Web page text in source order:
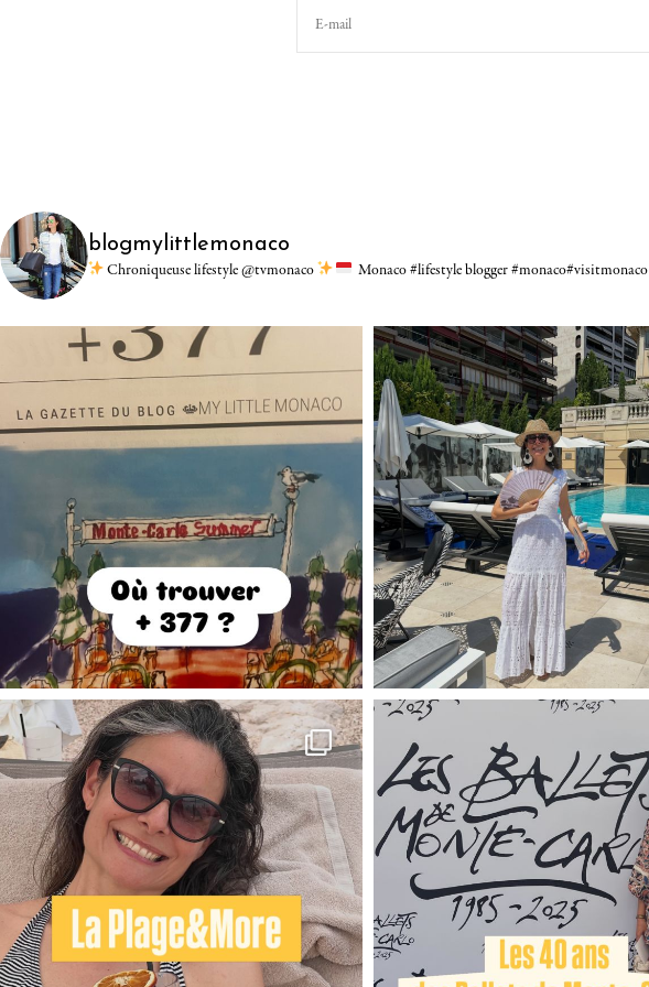
blogmylittlemonaco
Chroniqueuse lifestyle @tvmonaco Monaco #lifestyle blogger #monaco#visitmonaco